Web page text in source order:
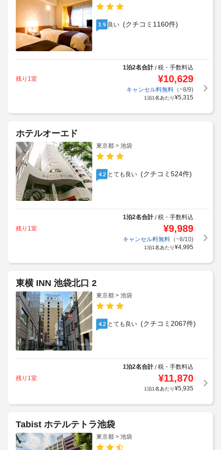
3.9 良い (クチコミ1160件)
1泊2名合計/税・手数料込
残り1室
¥10,629
キャンセル料無料（~8/9)
1泊1名あたり¥5,315
ホテルオーエド
東京都 > 池袋
4.2 とても良い (クチコミ524件)
1泊2名合計/税・手数料込
残り1室
¥9,989
キャンセル料無料（~8/10)
1泊1名あたり¥4,995
東横 INN 池袋北口 2
東京都 > 池袋
4.2 とても良い (クチコミ2067件)
1泊2名合計/税・手数料込
残り1室
¥11,870
1泊1名あたり¥5,935
Tabist ホテルテトラ池袋
東京都 > 池袋